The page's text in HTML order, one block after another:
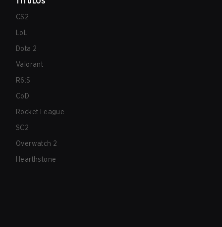
CS2
LoL
Dota 2
Valorant
R6:S
CoD
Rocket League
SC2
Overwatch 2
Hearthstone